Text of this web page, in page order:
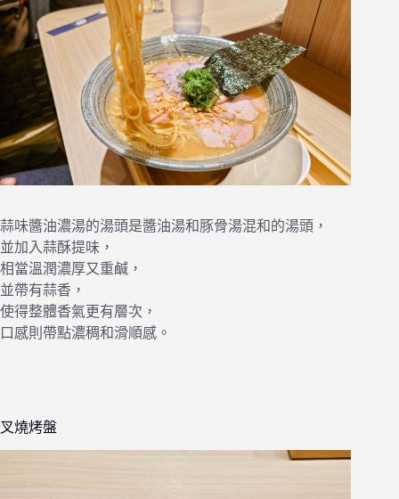
蒜味醬油濃湯的湯頭是醬油湯和豚骨湯混和的湯頭，
並加入蒜酥提味，
相當溫潤濃厚又重鹹，
並帶有蒜香，
使得整體香氣更有層次，
口感則帶點濃稠和滑順感。
叉燒烤盤